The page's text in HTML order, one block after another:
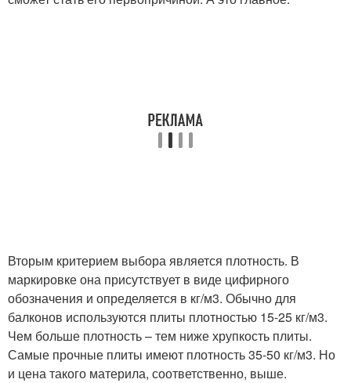
Вторым критерием выбора является плотность. В
маркировке она присутствует в виде цифирного
обозначения и определяется в кг/м3. Обычно для
балконов используются плиты плотностью 15-25 кг/м3.
Чем больше плотность – тем ниже хрупкость плиты.
Самые прочные плиты имеют плотность 35-50 кг/м3. Но
и цена такого материла, соответственно, выше.